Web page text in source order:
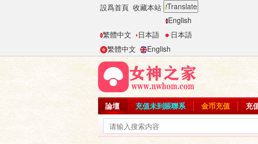
設爲首頁 收藏本站 Translate
English
繁體中文
日本語
日本語
繁體中文
English
論壇 充值未到賬聯系 金币充值 充